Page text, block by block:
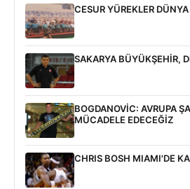
CESUR YÜREKLER
SAKARYA BÜYÜKŞEHİR,
BOGDANOVİC: AVRUPA
MÜCADELE EDECEĞİZ
CHRIS BOSH MIAMI'DE